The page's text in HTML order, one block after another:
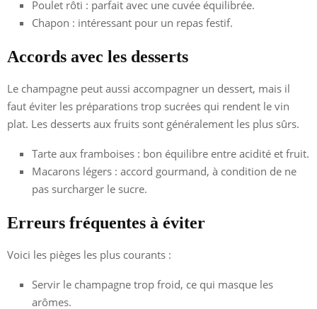
Poulet rôti : parfait avec une cuvée équilibrée.
Chapon : intéressant pour un repas festif.
Accords avec les desserts
Le champagne peut aussi accompagner un dessert, mais il
faut éviter les préparations trop sucrées qui rendent le vin
plat. Les desserts aux fruits sont généralement les plus sûrs.
Tarte aux framboises : bon équilibre entre acidité et fruit.
Macarons légers : accord gourmand, à condition de ne
pas surcharger le sucre.
Erreurs fréquentes à éviter
Voici les pièges les plus courants :
Servir le champagne trop froid, ce qui masque les
arômes.